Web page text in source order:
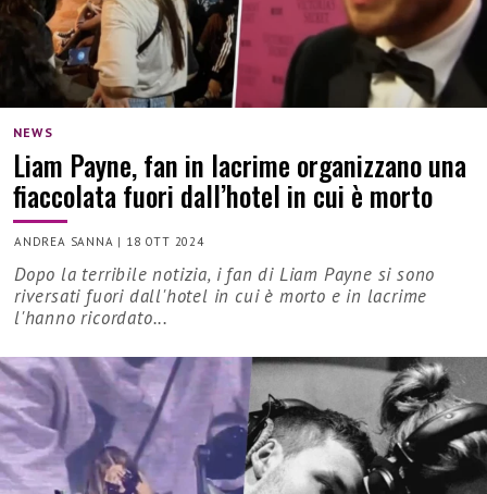
NEWS
Liam Payne, fan in lacrime organizzano una
fiaccolata fuori dall’hotel in cui è morto
ANDREA SANNA | 18 OTT 2024
Dopo la terribile notizia, i fan di Liam Payne si sono
riversati fuori dall'hotel in cui è morto e in lacrime
l'hanno ricordato...